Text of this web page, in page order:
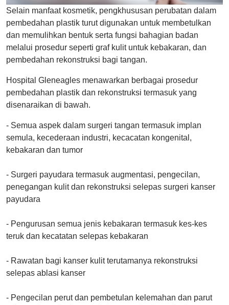
Selain manfaat kosmetik, pengkhususan perubatan dalam
pembedahan plastik turut digunakan untuk membetulkan
dan memulihkan bentuk serta fungsi bahagian badan
melalui prosedur seperti graf kulit untuk kebakaran, dan
pembedahan rekonstruksi bagi tangan.
Hospital Gleneagles menawarkan berbagai prosedur
pembedahan plastik dan rekonstruksi termasuk yang
disenaraikan di bawah.
- Semua aspek dalam surgeri tangan termasuk implan
semula, kecederaan industri, kecacatan kongenital,
kebakaran dan tumor
- Surgeri payudara termasuk augmentasi, pengecilan,
penegangan kulit dan rekonstruksi selepas surgeri kanser
payudara
- Pengurusan semua jenis kebakaran termasuk kes-kes
teruk dan kecatatan selepas kebakaran
- Rawatan bagi kanser kulit terutamanya rekonstruksi
selepas ablasi kanser
- Pengecilan perut dan pembetulan kelemahan dan parut